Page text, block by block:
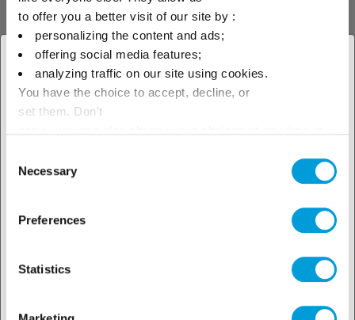
to offer you a better visit of our site by :
personalizing the content and ads;
offering social media features;
analyzing traffic on our site using cookies.
You have the choice to accept, decline, or
set them. Don't
Selection
Necessary
Preferences
Statistics
× Schliessen
Wählen Sie Ihren geografischen
einer Gesamtkühlleistung von ±110,2 kW bei
Temperaturen von -6 °C/+45 °C gefüllt.
Eine der Pionieranlagen